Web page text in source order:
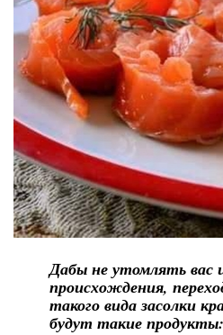
Дабы не утомлять вас
происхождения,
такого вида засолки
будут такие продукты: